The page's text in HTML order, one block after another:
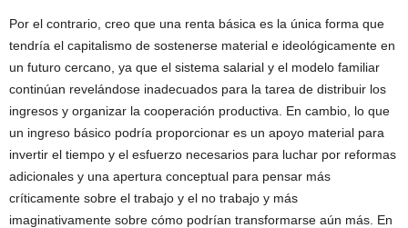
Por el contrario, creo que una renta básica es la única forma que
tendría el capitalismo de sostenerse material e ideológicamente en
un futuro cercano, ya que el sistema salarial y el modelo familiar
continúan revelándose inadecuados para la tarea de distribuir los
ingresos y organizar la cooperación productiva. En cambio, lo que
un ingreso básico podría proporcionar es un apoyo material para
invertir el tiempo y el esfuerzo necesarios para luchar por reformas
adicionales y una apertura conceptual para pensar más
críticamente sobre el trabajo y el no trabajo y más
imaginativamente sobre cómo podrían transformarse aún más. En